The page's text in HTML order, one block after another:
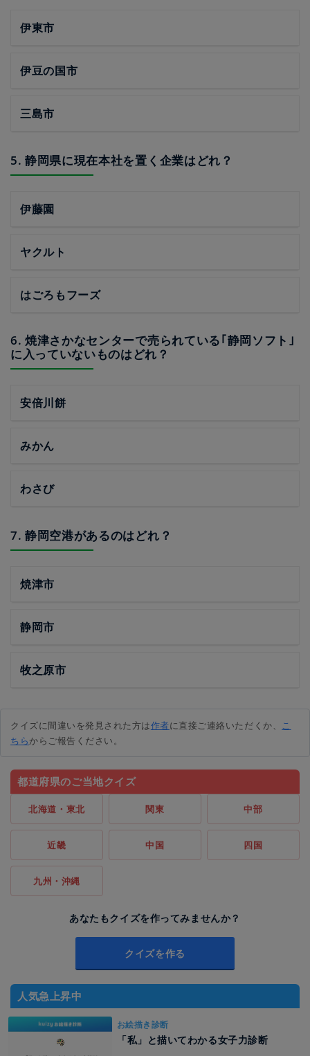
伊東市
伊豆の国市
三島市
5. 静岡県に現在本社を置く企業はどれ？
伊藤園
ヤクルト
はごろもフーズ
6. 焼津さかなセンターで売られている｢静岡ソフト｣
に入っていないものはどれ？
安倍川餅
みかん
わさび
7. 静岡空港があるのはどれ？
焼津市
静岡市
牧之原市
クイズに間違いを発見された方は作者に直接ご連絡いただくか、 こ
ちらからご報告ください。
都道府県のご当地クイズ
北海道・東北 関東 中部
近畿 中国 四国
九州・沖縄
あなたもクイズを作ってみませんか？
クイズを作る
人気急上昇中
お絵描き診断
「私」と描いてわかる女子力診断